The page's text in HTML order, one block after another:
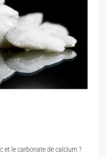
et le carbonate de calcium ?